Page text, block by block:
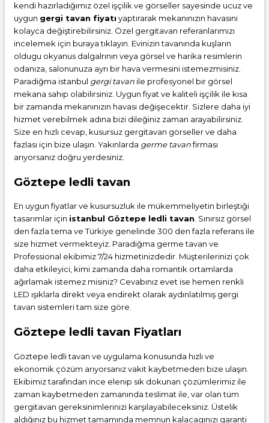
kendi hazırladığımız özel işçilik ve görseller sayesinde ucuz ve
uygun gergi tavan fiyatı yaptırarak mekanınızın havasını
kolayca değiştirebilirsiniz. Özel gergitavan referanlarımızı
incelemek için buraya tıklayın. Evinizin tavanında kuşların
oldugu okyanus dalgalrının veya görsel ve harika resimlerin
odanıza, salonunuza ayrı bir hava vermesini istemezmisiniz.
Paradiğma istanbul gergi tavan ile profesyonel bir görsel
mekana sahip olabilirsiniz. Uygun fiyat ve kaliteli işçilik ile kısa
bir zamanda mekanınızın havası değişecektir. Sizlere daha iyi
hizmet verebilmek adına bizi dileğiniz zaman arayabilirsiniz.
Size en hızlı cevap, kusursuz gergitavan görseller ve daha
fazlası için bize ulaşın. Yakınlarda germe tavanfirması
arıyorsanız doğru yerdesiniz.
Göztepe ledli tavan
En uygun fiyatlar ve kusursuzluk ile mükemmeliyetin birleştiği
tasarımlar için istanbul Göztepe ledli tavan. Sınırsız görsel
den fazla tema ve Türkiye genelinde 300 den fazla referans ile
size hizmet vermekteyiz. Paradiğma germe tavan ve
Professional ekibimiz 7/24 hizmetinizdedir. Müşterilerinizi çok
daha etkileyici, kimi zamanda daha romantik ortamlarda
ağırlamak istemez misiniz? Cevabınız evet ise hemen renkli
LED ışıklarla direkt veya endirekt olarak aydınlatılmış gergi
tavan sistemleri tam size göre.
Göztepe ledli tavan Fiyatları
Göztepe ledli tavan ve uygulama konusunda hızlı ve
ekonomik çözüm arıyorsanız vakit kaybetmeden bize ulaşın.
Ekibimiz tarafından ince elenip sık dokunan çözümlerimiz ile
zaman kaybetmeden zamanında teslimat ile, var olan tüm
gergitavan gereksinimlerinizi karşılayabileceksiniz. Üstelik
aldığınız bu hizmet tamamında memnun kalacagınızı garanti